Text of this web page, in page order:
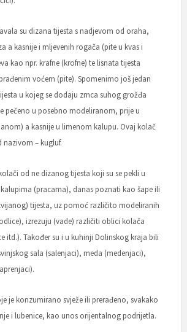
su dizana tijesta s nadjevom od oraha,
a kasnije i mljevenih rogača (pite u kvas i
kao npr. krafne (krofne) te lisnata tijesta
voćem (pite). Spomenimo još jedan
u kojeg se dodaju zrnca suhog grožđa
pečeno u posebno modeliranom, prije u
a kasnije u limenom kalupu. Ovaj kolač
– kugluf.
od ne dizanog tijesta koji su se pekli u
(pracama), danas poznati kao šape ili
tijesta, uz pomoć različito modeliranih
izrezuju (vade) različiti oblici kolača
itd.). Također su i u kuhinji Dolinskog kraja bili
sala (salenjaci), meda (medenjaci),
je konzumirano svježe ili prerađeno, svakako
i lubenice, kao unos orijentalnog podrijetla.